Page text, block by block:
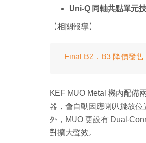
Uni-Q 同軸共點單元
【相關報導】
Final B2．B3 降價發
KEF MUO Metal 機內配備
器，會自動因應喇叭擺放
外，MUO 更設有 Dual-
對擴大聲效。